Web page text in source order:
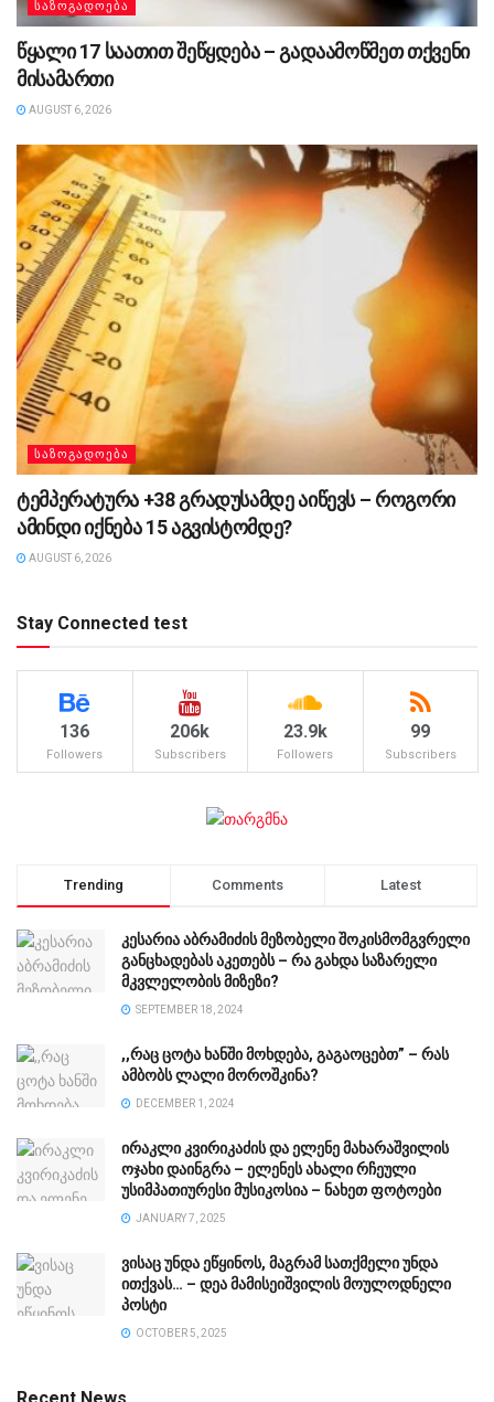
ᲡᲐᲖᲝᲒᲐᲓᲝᲔᲑᲐ
წყალი 17 საათით შეწყდება – გადაამოწმეთ თქვენი
მისამართი
AUGUST 6, 2026
ᲡᲐᲖᲝᲒᲐᲓᲝᲔᲑᲐ
ტემპერატურა +38 გრადუსამდე აიწევს – როგორი
ამინდი იქნება 15 აგვისტომდე?
AUGUST 6, 2026
Stay Connected test
136
Followers
206k
Subscribers
23.9k
Followers
99
Subscribers
Trending Comments Latest
კესარია აბრამიძის მეზობელი შოკისმომგვრელი
განცხადებას აკეთებს – რა გახდა საზარელი
მკვლელობის მიზეზი?
SEPTEMBER 18, 2024
,,რაც ცოტა ხანში მოხდება, გაგაოცებთ” – რას
ამბობს ლალი მოროშკინა?
DECEMBER 1, 2024
ირაკლი კვირიკაძის და ელენე მახარაშვილის
ოჯახი დაინგრა – ელენეს ახალი რჩეული
უსიმპათიურესი მუსიკოსია – ნახეთ ფოტოები
JANUARY 7, 2025
ვისაც უნდა ეწყინოს, მაგრამ სათქმელი უნდა
ითქვას… – დეა მამისეიშვილის მოულოდნელი
პოსტი
OCTOBER 5, 2025